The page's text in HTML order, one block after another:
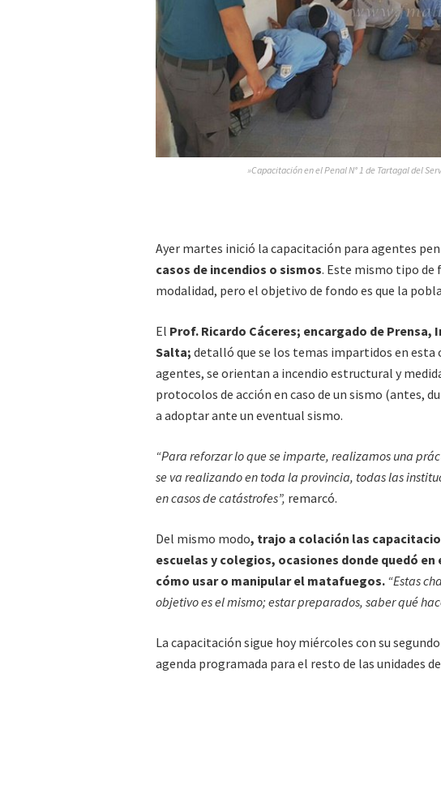
»Capacitación en el Penal N° 1 de Tartagal del
Ayer martes inició la capacitación para agentes
casos de incendios o sismos. Este mismo tipo de
modalidad, pero el objetivo de fondo es que la
El Prof. Ricardo Cáceres; encargado de
Salta; detalló que se los temas impartidos en esta
agentes, se orientan a incendio estructural y
protocolos de acción en caso de un sismo (antes,
a adoptar ante un eventual sismo.
“Para reforzar lo que se imparte, realizamos una
se va realizando en toda la provincia, todas las
en casos de catástrofes”, remarcó.
Del mismo modo, trajo a colación las
escuelas y colegios, ocasiones donde quedó
cómo usar o manipular el matafuegos. “Estas
objetivo es el mismo; estar preparados, saber qué
La capacitación sigue hoy miércoles con su
agenda programada para el resto de las unidades